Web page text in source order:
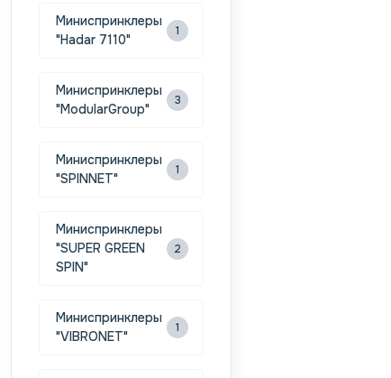
Миниспринклеры
"Hadar 7110"
1
Миниспринклеры
"ModularGroup"
3
Миниспринклеры
"SPINNET"
1
Миниспринклеры
"SUPER GREEN
SPIN"
2
Миниспринклеры
"VIBRONET"
1